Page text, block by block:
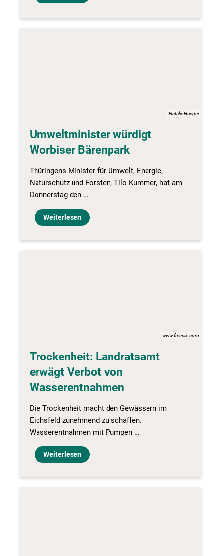
Natalie Hünger
Umweltminister würdigt
Worbiser Bärenpark
Thüringens Minister für Umwelt, Energie,
Naturschutz und Forsten, Tilo Kummer, hat am
Donnerstag den …
Weiterlesen
www.freepik.com
Trockenheit: Landratsamt
erwägt Verbot von
Wasserentnahmen
Die Trockenheit macht den Gewässern im
Eichsfeld zunehmend zu schaffen.
Wasserentnahmen mit Pumpen …
Weiterlesen